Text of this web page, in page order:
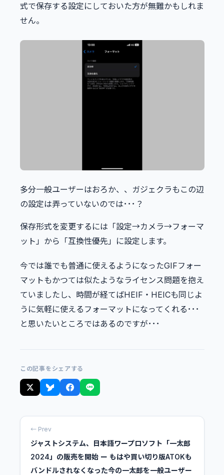
式で保存する設定にしておいた方が無難かもしれま
せん。
多分一般ユーザーはおろか、、ガジェクラもこの辺
の設定は弄っていないのでは･･･？
保存形式を変更するには「設定→カメラ→フォーマ
ット」から「互換性優先」に設定します。
今では誰でも普通に使えるようになったGIFフォー
マットもかつては似たようなライセンス問題を抱え
ていましたし、時間が経てばHEIF・HEICも同じよ
うに気軽に使えるフォーマットになってくれる･･･
と思いたいところではあるのですが･･･
この記事をシェアする
← Prev
ジャストシステム、日本語ワープロソフト「一太郎
2024」の販売を開始 ー もはや買い切り版ATOKも
バンドルされなくなった今の一太郎を一般ユーザー